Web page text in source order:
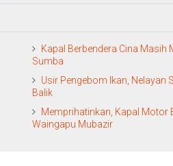
Kapal Berbendera Cina Masih
Sumba
Usir Pengebom Ikan, Nelayan
Balik
Memprihatinkan, Kapal Motor
Waingapu Mubazir